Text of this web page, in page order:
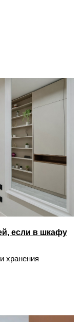
если в шкафу
хранения